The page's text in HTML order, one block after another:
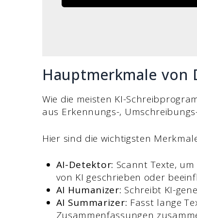
Hauptmerkmale von
Wie die meisten KI-
aus Erkennungs-,
Hier sind die wichtigsten
AI-Detektor: Scannt Texte,
von KI geschrieben oder
AI Humanizer: Schreibt KI-
AI Summarizer: Fasst lange
Zusammenfassungen